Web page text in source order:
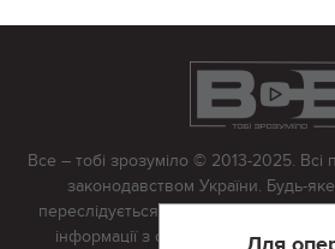
Все – тобі зрозуміло © 2013-2025. Всі
законодавством України. Будь-
переслідується в судовому порядку.
інформації з сайту тільки з